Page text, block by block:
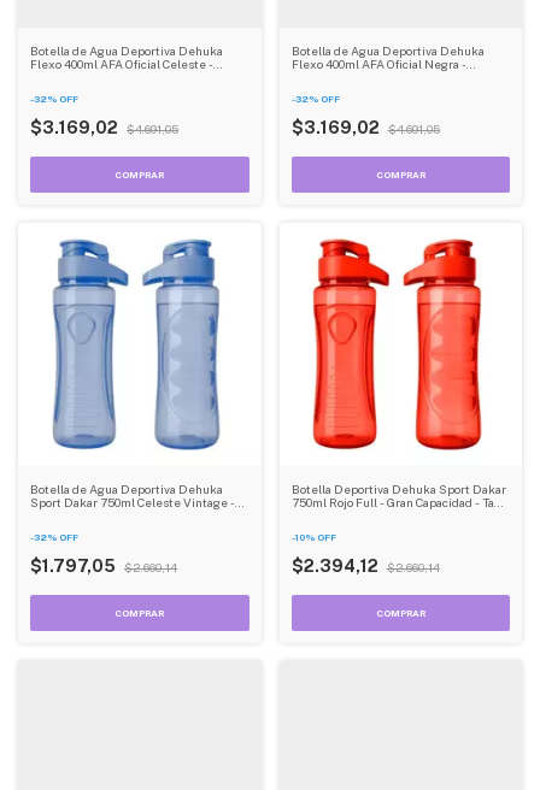
Botella de Agua Deportiva Dehuka
Flexo 400ml AFA Oficial Celeste -
-32% OFF
$3.169,02 $4.691,05
Botella de Agua Deportiva Dehuka
Flexo 400ml AFA Oficial Negra -
-32% OFF
$3.169,02 $4.691,05
Botella de Agua Deportiva Dehuka
Sport Dakar 750ml Celeste Vintage -
-32% OFF
$1.797,05 $2.660,14
Botella Deportiva Dehuka Sport Dakar
750ml Rojo Full - Gran Capacidad - Tapa
-10% OFF
$2.394,12 $2.660,14